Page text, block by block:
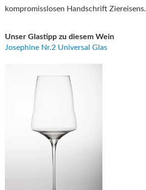
kompromisslosen Handschrift Ziereisens.
Unser Glastipp zu diesem Wein
Josephine Nr.2 Universal Glas